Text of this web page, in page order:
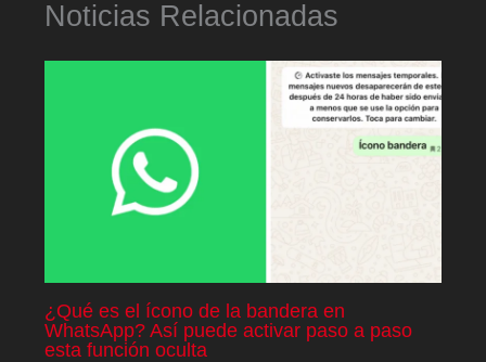
Noticias Relacionadas
¿Qué es el ícono de la bandera en
WhatsApp? Así puede activar paso a paso
esta función oculta